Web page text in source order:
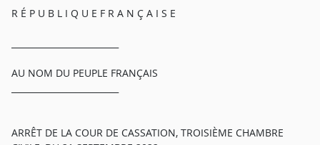
R É P U B L I Q U E F R A N Ç A I S E
AU NOM DU PEUPLE FRANÇAIS
ARRÊT DE LA COUR DE CASSATION, TROISIÈME CHAMBRE